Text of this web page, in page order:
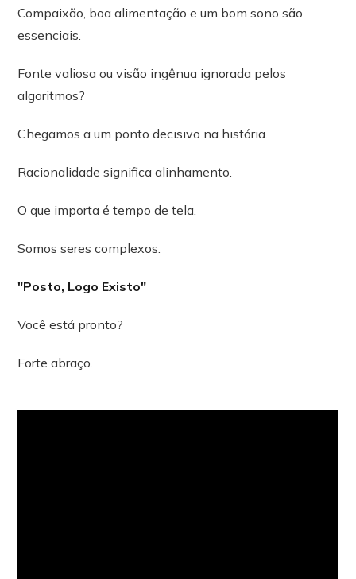
Compaixão, boa alimentação e um bom sono são
essenciais.
Fonte valiosa ou visão ingênua ignorada pelos
algoritmos?
Chegamos a um ponto decisivo na história.
Racionalidade significa alinhamento.
O que importa é tempo de tela.
Somos seres complexos.
"Posto, Logo Existo"
Você está pronto?
Forte abraço.